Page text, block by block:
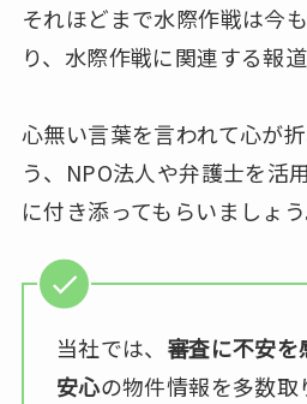
それほどまで水際作戦は今
り、水際作戦に関連する報
心無い言葉を言われて心が
う、NPO法人や弁護士を活
に付き添ってもらいましょう
当社では、 審査に不安
安心の物件情報を多数取